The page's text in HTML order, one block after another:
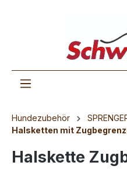
Hundezubehör
Halsketten mit
Halskette